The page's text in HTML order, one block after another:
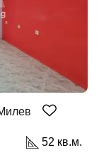
52 кв.м.